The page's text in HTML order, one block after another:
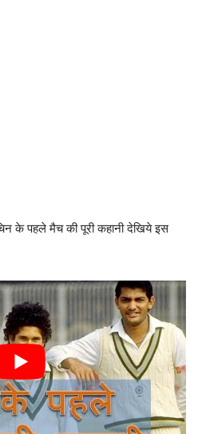
के पहले मैच की पूरी कहानी देखिये इस